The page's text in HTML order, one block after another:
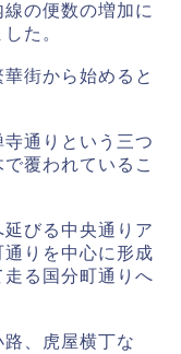
の便数の増加に
た。
街から始めると
通りという三つ
覆われているこ
びる中央通りア
りを中心に形成
る国分町通りへ
、虎屋横丁な